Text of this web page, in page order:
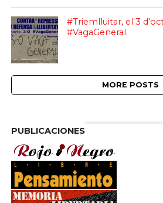
#Triemlluitar, el 3
#VagaGeneral.
MORE POSTS
PUBLICACIONES